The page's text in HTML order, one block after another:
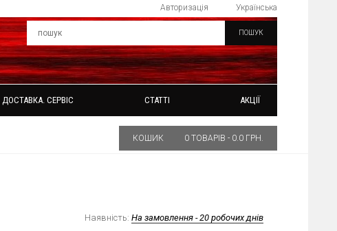
Українська
Авторизація
ПОШУК
СЕРВІС СТАТТІ АКЦІЇ
КОШИК 0 ТОВАРІВ - 0.0 ГРН.
Наявність: На замовлення - 20 робочих днів